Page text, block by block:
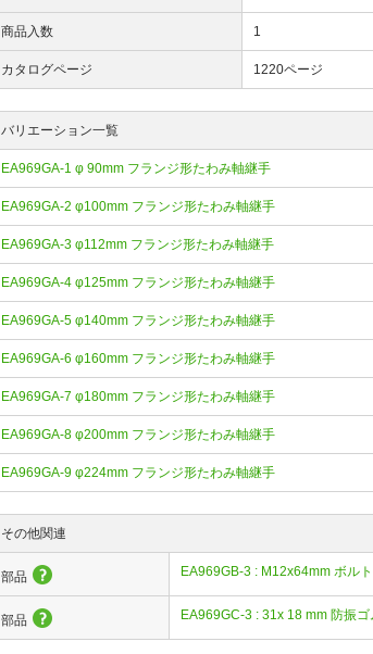
商品入数 1
カタログページ 1220ページ
バリエーション一覧
EA969GA-1 φ 90mm フランジ形たわみ軸継手
EA969GA-2 φ100mm フランジ形たわみ軸継手
EA969GA-3 φ112mm フランジ形たわみ軸継手
EA969GA-4 φ125mm フランジ形たわみ軸継手
EA969GA-5 φ140mm フランジ形たわみ軸継手
EA969GA-6 φ160mm フランジ形たわみ軸継手
EA969GA-7 φ180mm フランジ形たわみ軸継手
EA969GA-8 φ200mm フランジ形たわみ軸継手
EA969GA-9 φ224mm フランジ形たわみ軸継手
その他関連
部品 EA969GB-3 : M12x64mm ボル
部品 EA969GC-3 : 31x 18 mm 防振ゴ